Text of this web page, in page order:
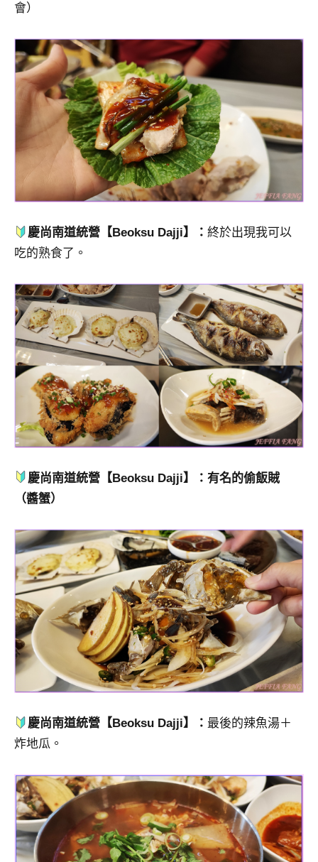
會）
慶尚南道統營【Beoksu Dajji】：終於出現我可以
吃的熟食了。
慶尚南道統營【Beoksu Dajji】：有名的偷飯賊
（醬蟹）
慶尚南道統營【Beoksu Dajji】： 最後的辣魚湯＋
炸地瓜。